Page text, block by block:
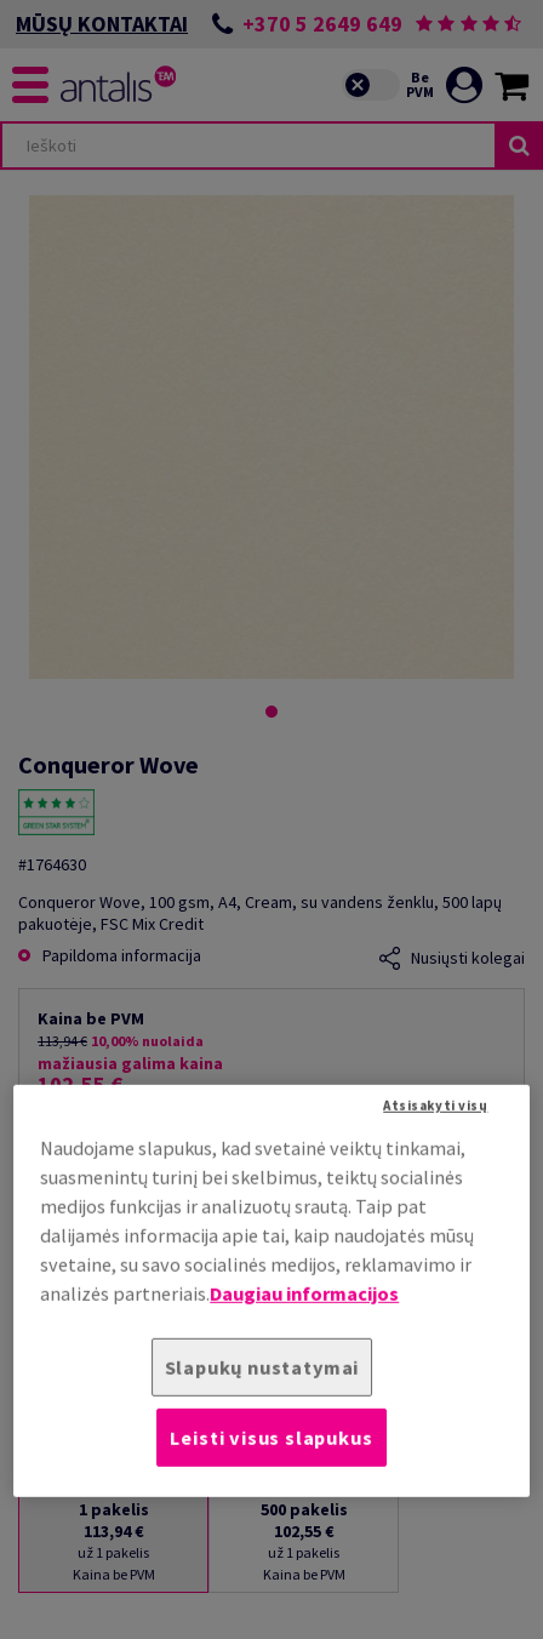
MŪSŲ KONTAKTAI +370 5 2649 649
Conqueror Wove
#1764630
Conqueror Wove, 100 gsm, A4, Cream, su vandens ženklu, 500 lapų
pakuotėje, FSC Mix Credit
Papildoma informacija
Nusiųsti kolegai
Kaina be PVM
113,94 € 10,00% nuolaida
mažiausia galima kaina
102,55 €
PRISTATYMAS APYTIKSLIAI PER 16 DIENAS (-Ų)
(NEGRĄŽINAMA PREKĖ)
Kiekių palyginimas
pakelis
1 pakelis
113,94 €
už 1 pakelis
Kaina be PVM
500 pakelis
102,55 €
už 1 pakelis
Kaina be PVM
Naudojame slapukus, kad svetainė veiktų tinkamai,
suasmenintų turinį bei skelbimus, teiktų socialinės
medijos funkcijas ir analizuotų srautą. Taip pat
dalijamės informacija apie tai, kaip naudojatės mūsų
svetaine, su savo socialinės medijos, reklamavimo ir
analizės partneriais.Daugiau informacijos
Slapukų nustatymai
Atsisakyti visų
Leisti visus slapukus